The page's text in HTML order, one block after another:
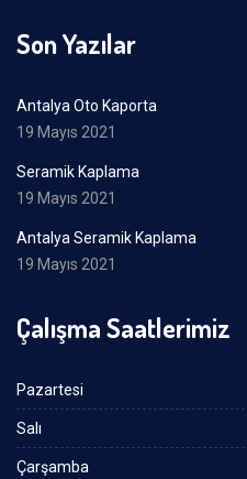
Son Yazılar
Antalya Oto Kaporta
19 Mayıs 2021
Seramik Kaplama
19 Mayıs 2021
Antalya Seramik Kaplama
19 Mayıs 2021
Çalışma Saatlerimiz
Pazartesi
Salı
Çarşamba